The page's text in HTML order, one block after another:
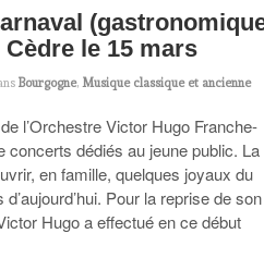
le 15 mars
Bourgogne,Musique classique et ancienne
l’Orchestre Victor Hugo Franche-
concerts dédiés au jeune public. La
en famille, quelques joyaux du
Pour la reprise de son
Hugo a effectué en ce début